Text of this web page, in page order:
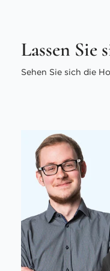
Lassen Sie
Sehen Sie sich die